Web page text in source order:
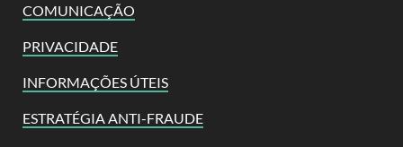
COMUNICAÇÃO
PRIVACIDADE
INFORMAÇÕES ÚTEIS
ESTRATÉGIA ANTI-FRAUDE